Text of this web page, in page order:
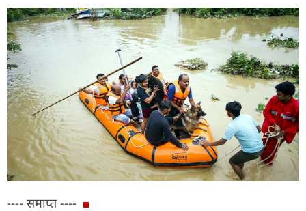
---- समाप्त ----